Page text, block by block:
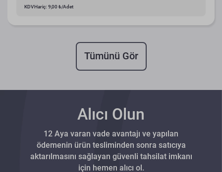
KDV Hariç: 9,00 ₺/Adet
Tümünü Gör
Alıcı Olun
12 Aya varan vade avantajı ve yapılan
ödemenin ürün tesliminden sonra satıcıya
aktarılmasını sağlayan güvenli tahsilat imkanı
için hemen alıcı ol.